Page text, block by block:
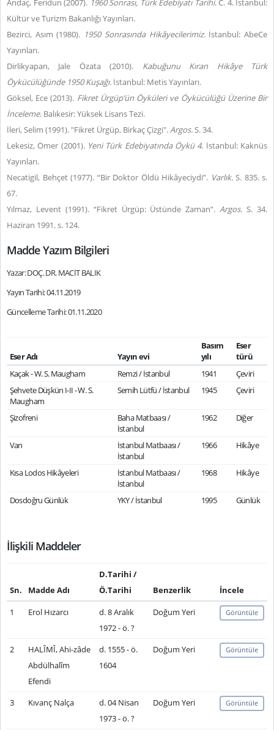
Andaç, Feridun (2007). 1960 Sonrası, Türk Edebiyatı Tarihi. C. 4. İstanbul:
Kültür ve Turizm Bakanlığı Yayınları.
Bezirci, Asım (1980). 1950 Sonrasında Hikâyecilerimiz. İstanbul: AbeCe
Yayınları.
Dirlikyapan, Jale Özata (2010). Kabuğunu Kıran Hikâye Türk
Öykücülüğünde 1950 Kuşağı. İstanbul: Metis Yayınları.
Göksel, Ece (2013). Fikret Ürgüp’ün Öyküleri ve Öykücülüğü Üzerine Bir
İnceleme. Balıkesir: Yüksek Lisans Tezi.
İleri, Selim (1991). "Fikret Ürgüp, Birkaç Çizgi".Argos.S. 34.
Lekesiz, Ömer (2001). Yeni Türk Edebiyatında Öykü 4. İstanbul: Kaknüs
Yayınları.
Necatigil, Behçet (1977). “Bir Doktor Öldü Hikâyeciydi”. Varlık.S. 835. s.
67.
Yılmaz, Levent (1991). “Fikret Ürgüp: Üstünde Zaman”.Argos. S. 34.
Haziran 1991. s. 124.
Madde Yazım Bilgileri
Yazar: DOÇ. DR. MACİT BALIK
Yayın Tarihi: 04.11.2019
Güncelleme Tarihi: 01.11.2020
Eser Adı Yayın evi
Basım
yılı
Eser
türü
Kaçak - W. S. Maugham
Remzi / İstanbul 1941
Çeviri
Şehvete Düşkün I-II - W. S.
Maugham
Semih Lütfü / İstanbul 1945 Çeviri
Şizofreni
Baha Matbaası /
İstanbul
1962 Diğer
Van
İstanbul Matbaası /
İstanbul
1966 Hikâye
Kısa Lodos Hikâyeleri
İstanbul Matbaası /
İstanbul
1968 Hikâye
Dosdoğru Günlük YKY / İstanbul 1995 Günlük
İlişkili Maddeler
Sn. Madde Adı
D.Tarihi /
Ö.Tarihi
Benzerlik
İncele
1
Erol Hızarcı
d. 8 Aralık
1972 - ö. ?
Doğum Yeri Görüntüle
2
HALÎMÎ, Ahi-zâde
Abdülhalîm
Efendi
d. 1555 - ö.
1604
Doğum Yeri Görüntüle
3 Kıvanç Nalça
d. 04 Nisan
1973 - ö. ?
Doğum Yeri Görüntüle